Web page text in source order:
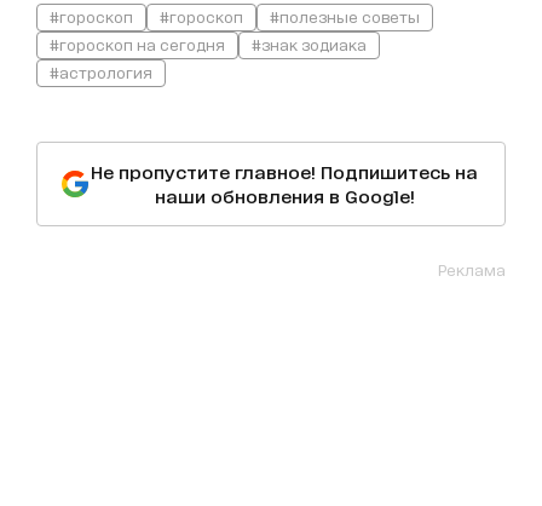
#гороскоп #гороскоп
#полезные советы
#гороскоп на сегодня
#знак зодиака
#астрология
Не пропустите главное! Подпишитесь на
наши обновления в Google!
Реклама